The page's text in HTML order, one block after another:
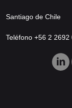
Santiago de Chile
Teléfono +56 2 2692